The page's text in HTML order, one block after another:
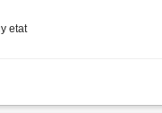
etat
dla ekip wykonawczych na